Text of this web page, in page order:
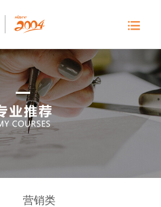
营销类